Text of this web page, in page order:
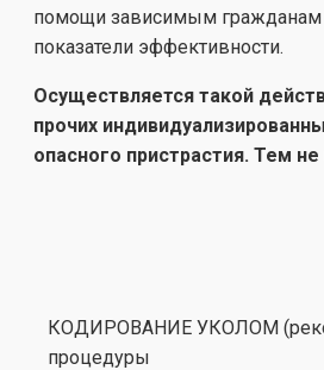
помощи зависимым гражданам
показатели эффективности.
Осуществляется такой
прочих
опасного пристрастия. Тем
КОДИРОВАНИЕ УКОЛОМ
процедуры